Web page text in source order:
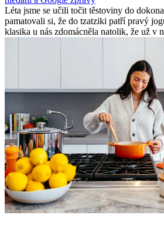
Léta jsme se učili točit těstoviny do
pamatovali si, že do tzatziki patří pravý
klasika u nás zdomácněla natolik, že už v